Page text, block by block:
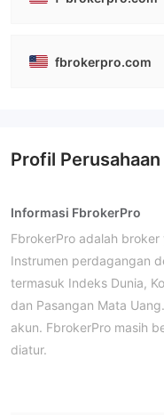
fbrokerpro.com
Profil Perusahaan
Informasi FbrokerPro
FbrokerPro adalah
Instrumen perdagangan
termasuk Indeks Dunia,
dan Pasangan Mata
akun. FbrokerPro masih
diatur.
Apakah